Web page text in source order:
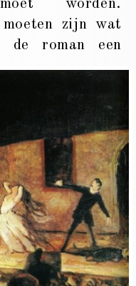
worden.
zijn wat
de roman een